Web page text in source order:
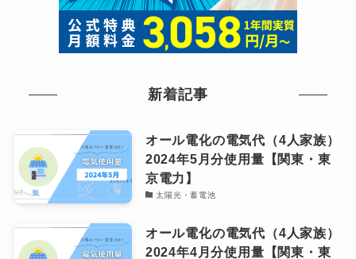
新着記事
オール電化の電気代（4人家族）
2024年5月分使用量【関東・東
京電力】
太陽光・蓄電池
オール電化の電気代（4人家族）
2024年4月分使用量【関東・東